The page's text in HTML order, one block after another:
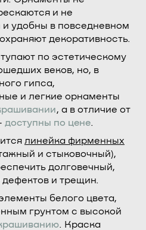
и не
и удобны в повседневном
декоративность.
по эстетическому
веков, но, в
гипса,
и легкие орнаменты
, а в отличие от
доступны по цене.
линейка фирменных
и стыковочный),
долговечный,
и трещин.
белого цвета,
грунтом с высокой
. Краска